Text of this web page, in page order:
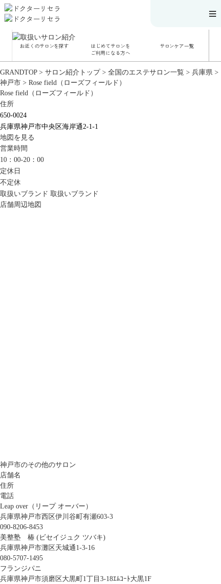
お近くのサロンを探す
はじめてサロンを
ご利用になる方へ
サロンケア一覧
ュー
施術別で探す
お悩み別で探す
GRANDTOP > サロン紹介トップ > 全国のエステサロン一覧 > 兵庫県 >
神戸市 > Rose field（ローズフィールド）
Rose field（ローズフィールド）
住所
650-0024
兵庫県神戸市中央区海岸通2-1-1
地図を見る
営業時間
10：00-20：00
定休日
不定休
取扱いブランド 取扱いブランド
店舗周辺地図
神戸市のその他のサロン
店舗名
住所
電話
Leap over（リープ オーバー）
兵庫県神戸市西区伊川谷町有瀬603-3
090-8206-8453
美整塾 椿 (ビセイジュク ツバキ)
兵庫県神戸市灘区天城通1-3-16
080-5707-1495
フランジパニ
兵庫県神戸市須磨区大黒町1丁目3-18ｴﾑｺｰﾄ大黒1F